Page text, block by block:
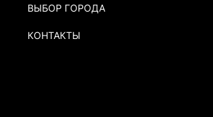
ВЫБОР ГОРОДА
КОНТАКТЫ